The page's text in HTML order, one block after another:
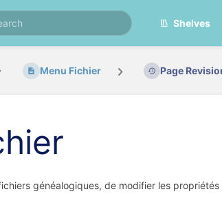
Shelves
Menu Fichier Page
généalogiques, de modifier les